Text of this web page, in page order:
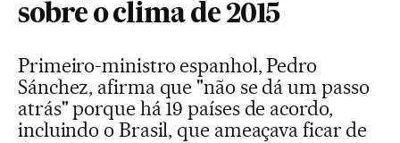
sobre o clima de 2015
Primeiro-ministro espanhol, Pedro
Sánchez, afirma que "não se dá um passo
atrás" porque há 19 países de acordo,
incluindo o Brasil, que ameaçava ficar de